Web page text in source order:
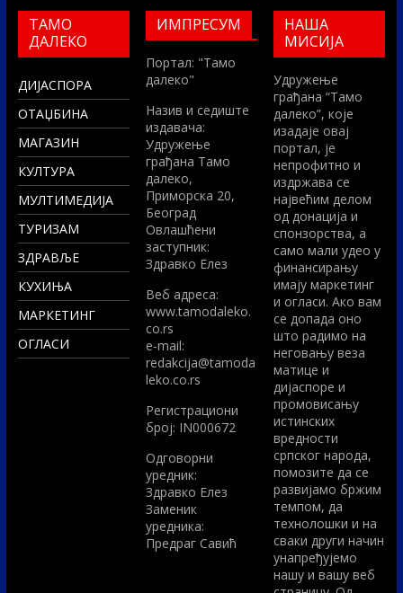
ТАМО
ДАЛЕКО
ДИЈАСПОРА
ОТАЏБИНА
МАГАЗИН
КУЛТУРА
МУЛТИМЕДИЈА
ТУРИЗАМ
ЗДРАВЉЕ
КУХИЊА
МАРКЕТИНГ
ОГЛАСИ
ИМПРЕСУМ
Портал: "Тамо
далеко"
Назив и седиште
издавача:
Удружење
грађана Тамо
далеко,
Приморска 20,
Београд
Овлашћени
заступник:
Здравко Елез
Вeб адреса:
www.tamodaleko.
co.rs
e-mail:
redakcija@tamoda
leko.co.rs
Регистрациони
број: IN000672
Одговорни
уредник:
Здравко Елез
Заменик
уредника:
Предраг Савић
НАША
МИСИЈА
Удружење
грађана “Тамо
далеко”, које
изадаје овај
портал, је
непрофитно и
издржава се
највећим делом
од донација и
спонзорства, а
само мали удео у
финансирању
имају маркетинг
и огласи. Ако вам
се допада оно
што радимо на
неговању веза
матице и
дијаспоре и
промовисању
истинских
вредности
српског народа,
помозите да се
развијамо бржим
темпом, да
технолошки и на
сваки други начин
унапређујемо
нашу и вашу веб